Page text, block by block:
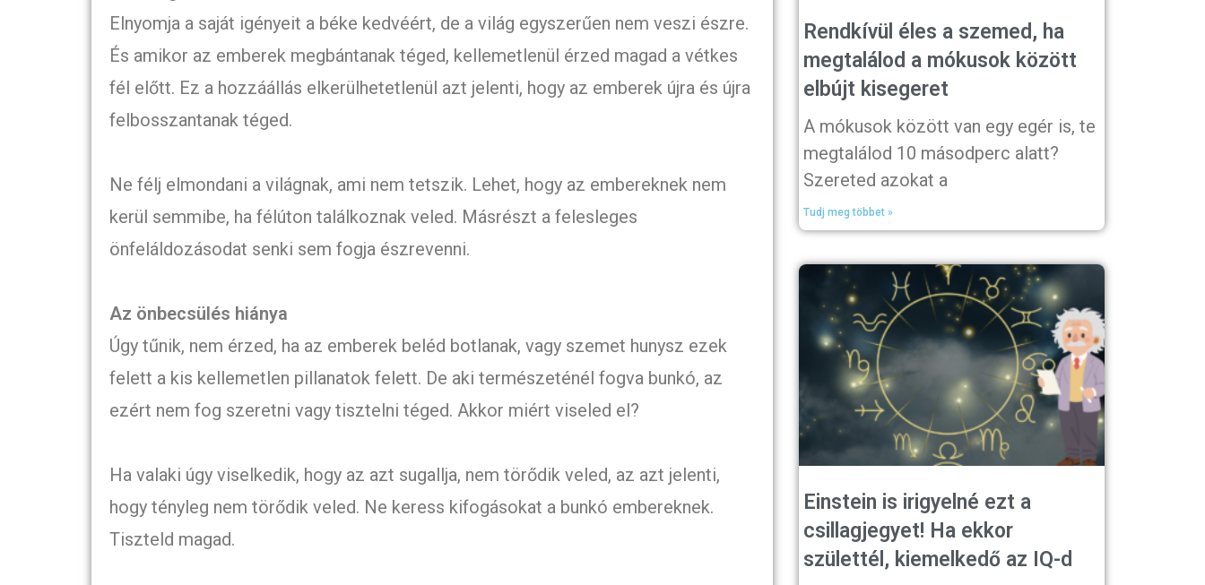
Elnyomja a saját igényeit a béke kedvéért, de a világ egyszerűen nem veszi észre.
És amikor az emberek megbántanak téged, kellemetlenül érzed magad a vétkes
fél előtt. Ez a hozzáállás elkerülhetetlenül azt jelenti, hogy az emberek újra és újra
felbosszantanak téged.
Ne félj elmondani a világnak, ami nem tetszik. Lehet, hogy az embereknek nem
kerül semmibe, ha félúton találkoznak veled. Másrészt a felesleges
önfeláldozásodat senki sem fogja észrevenni.
Az önbecsülés hiánya
Úgy tűnik, nem érzed, ha az emberek beléd botlanak, vagy szemet hunysz ezek
felett a kis kellemetlen pillanatok felett. De aki természeténél fogva bunkó, az
ezért nem fog szeretni vagy tisztelni téged. Akkor miért viseled el?
Ha valaki úgy viselkedik, hogy az azt sugallja, nem törődik veled, az azt jelenti,
hogy tényleg nem törődik veled. Ne keress kifogásokat a bunkó embereknek.
Tiszteld magad.
Rendkívül éles a szemed, ha
megtalálod a mókusok között
elbújt kisegeret
A mókusok között van egy egér is, te
megtalálod 10 másodperc alatt?
Szereted azokat a
Tudj meg többet »
Einstein is irigyelné ezt a
csillagjegyet! Ha ekkor
születtél, kiemelkedő az IQ-d